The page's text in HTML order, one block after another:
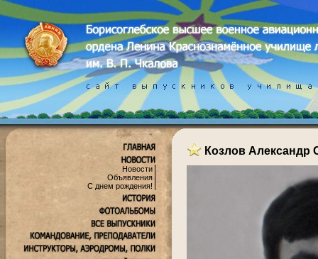
Новости
Объявления
С днем рождения!
Козлов Александр